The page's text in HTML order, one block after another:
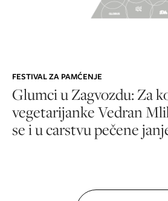
FESTIVAL ZA PAMĆENJE
Glumci u Zagvozdu: Za
vegetarijanke Vedran
se i u carstvu pečene